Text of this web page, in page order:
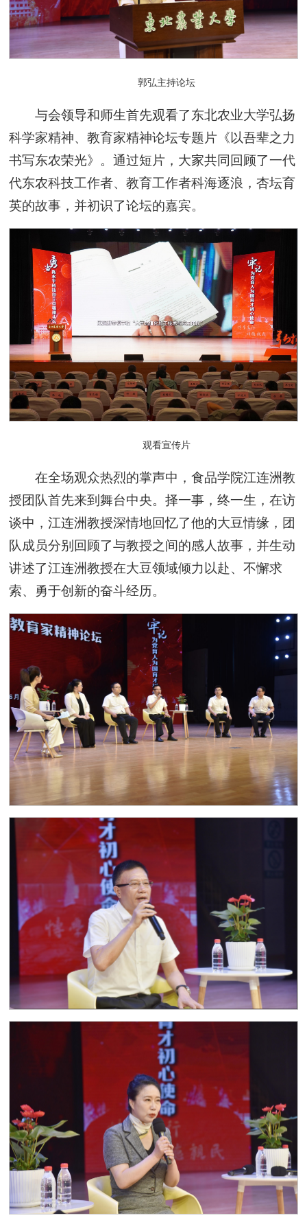
郭弘主持论坛
与会领导和师生首先观看了东北农业大学弘扬
科学家精神、教育家精神论坛专题片《以吾辈之力
书写东农荣光》。通过短片，大家共同回顾了一代
代东农科技工作者、教育工作者科海逐浪，杏坛育
英的故事，并初识了论坛的嘉宾。
观看宣传片
在全场观众热烈的掌声中，食品学院江连洲教
授团队首先来到舞台中央。择一事，终一生，在访
谈中，江连洲教授深情地回忆了他的大豆情缘，团
队成员分别回顾了与教授之间的感人故事，并生动
讲述了江连洲教授在大豆领域倾力以赴、不懈求
索、勇于创新的奋斗经历。